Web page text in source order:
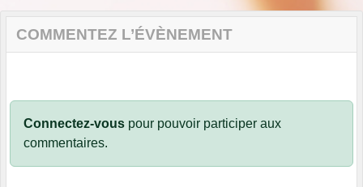
COMMENTEZ L’ÉVÈNEMENT
Connectez-vous pour pouvoir participer aux
commentaires.